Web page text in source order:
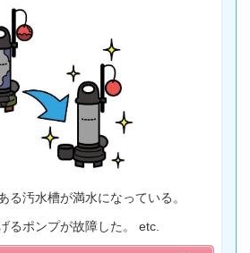
る汚水槽が満水になっている。
るポンプが故障した。 etc.